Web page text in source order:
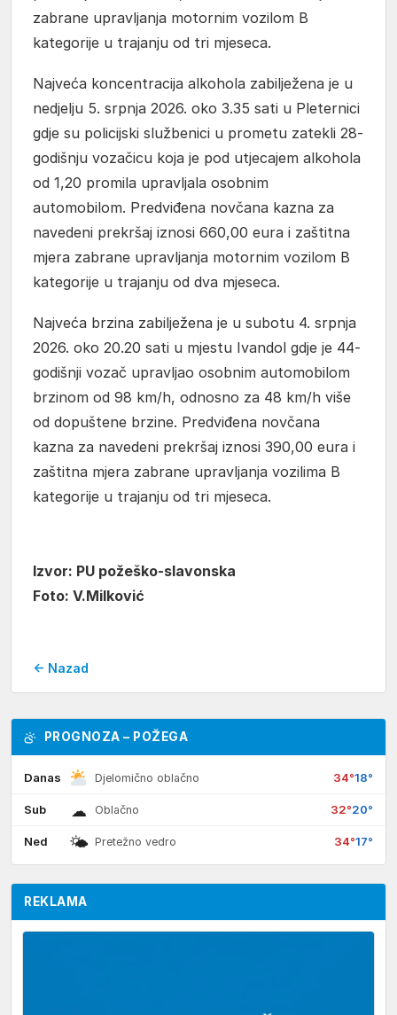
zabrane upravljanja motornim vozilom B
kategorije u trajanju od tri mjeseca.
Najveća koncentracija alkohola zabilježena je u
nedjelju 5. srpnja 2026. oko 3.35 sati u Pleternici
gdje su policijski službenici u prometu zatekli 28-
godišnju vozačicu koja je pod utjecajem alkohola
od 1,20 promila upravljala osobnim
automobilom. Predviđena novčana kazna za
navedeni prekršaj iznosi 660,00 eura i zaštitna
mjera zabrane upravljanja motornim vozilom B
kategorije u trajanju od dva mjeseca.
Najveća brzina zabilježena je u subotu 4. srpnja
2026. oko 20.20 sati u mjestu Ivandol gdje je 44-
godišnji vozač upravljao osobnim automobilom
brzinom od 98 km/h, odnosno za 48 km/h više
od dopuštene brzine. Predviđena novčana
kazna za navedeni prekršaj iznosi 390,00 eura i
zaštitna mjera zabrane upravljanja vozilima B
kategorije u trajanju od tri mjeseca.
Izvor: PU požeško-slavonska
Foto: V.Milković
← Nazad
PROGNOZA – POŽEGA
Danas Djelomično oblačno 34°18°
Sub ☁ Oblačno 32°20°
Ned 🌤 Pretežno vedro 34°17°
REKLAMA